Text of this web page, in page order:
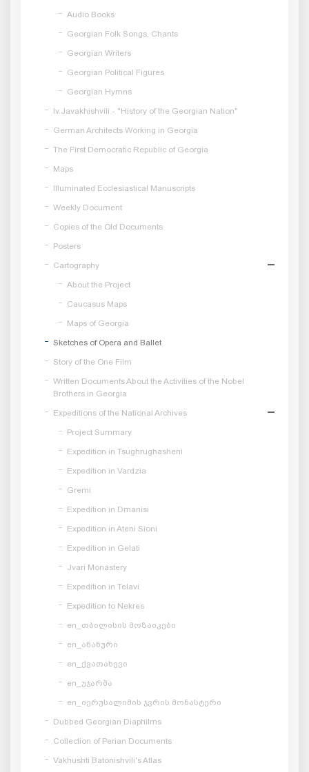
Audio Books
Georgian Folk Songs, Chants
Georgian Writers
Georgian Political Figures
Georgian Hymns
Iv.Javakhishvili - "History of the Georgian Nation"
German Architects Working in Georgia
The First Democratic Republic of Georgia
Maps
Illuminated Ecclesiastical Manuscripts
Weekly Document
Copies of the Old Documents
Posters
Cartography
About the Project
Caucasus Maps
Maps of Georgia
Sketches of Opera and Ballet
Story of the One Film
Written Documents About the Activities of the Nobel
Brothers in Georgia
Expeditions of the National Archives
Project Summary
Expedition in Tsughrughasheni
Expedition in Vardzia
Gremi
Expedition in Dmanisi
Expedition in Ateni Sioni
Expedition in Gelati
Jvari Monastery
Expedition in Telavi
Expedition to Nekres
en_თბილისის მოზაიკები
en_ანანური
en_ქვათახევი
en_უჯარმა
en_იერუსალიმის ჯვრის მონასტერი
Dubbed Georgian Diaphilms
Collection of Perian Documents
Vakhushti Batonishvili's Atlas